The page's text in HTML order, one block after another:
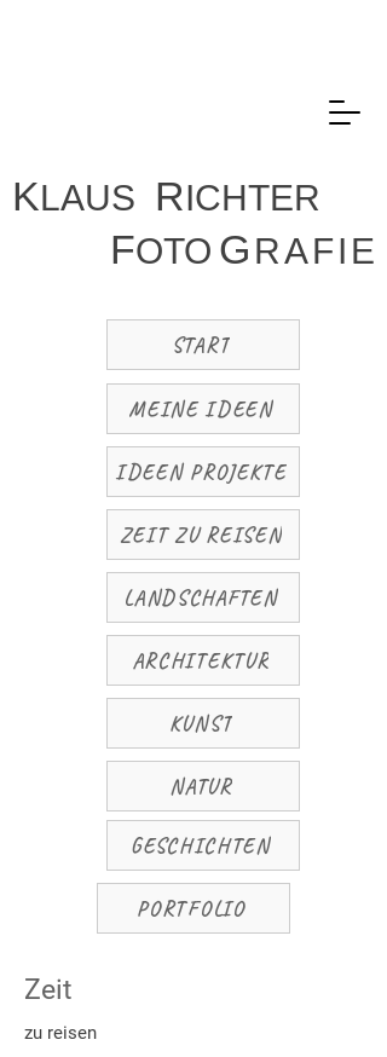
KLAUS RICHTER
START
IDEEN PROJEKTE
MEINE IDEEN
ZEIT ZU REISEN
LANDSCHAFTEN
ARCHITEKTUR
KUNST
NATUR
GESCHICHTEN
FOTO G RAFI E
PORTFOLIO
Zeit
zu reisen